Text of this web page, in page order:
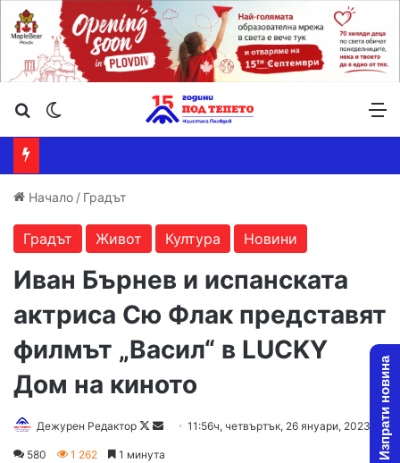
Търсене ...
Начало / Градът
Градът Живот Култура Новини
Иван Бърнев и испанската
актриса Сю Флак представят
филмът „Васил“ в LUCKY
Дом на киното
Дежурен Редактор
Follow
Send11:56ч, четвъртък, 26 януари, 2023
580 1 262 1 минута Изпрати новина